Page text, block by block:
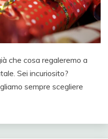
che cosa regaleremo a
Sei incuriosito?
sempre scegliere